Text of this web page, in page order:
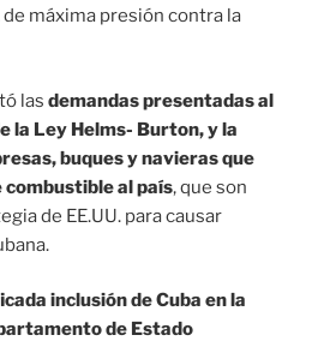
de máxima presión contra la
las demandas presentadas al
la Ley Helms- Burton, y la
buques y navieras que
al país, que son
de EE.UU. para causar
inclusión de Cuba en la
de Estado